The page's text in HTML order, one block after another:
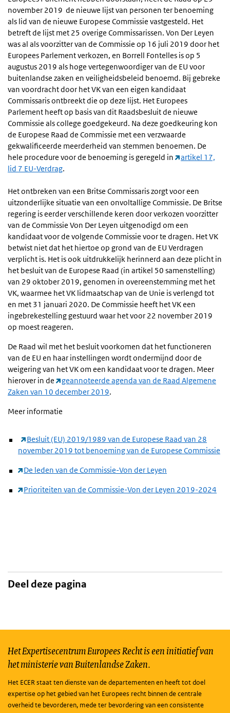
november 2019 de nieuwe lijst van personen ter benoeming
als lid van de nieuwe Europese Commissie vastgesteld. Het
betreft de lijst met 25 overige Commissarissen. Von Der Leyen
was al als voorzitter van de Commissie op 16 juli 2019 door het
Europees Parlement verkozen, en Borrell Fontelles is op 5
augustus 2019 als hoge vertegenwoordiger van de EU voor
buitenlandse zaken en veiligheidsbeleid benoemd. Bij gebreke
van voordracht door het VK van een eigen kandidaat
Commissaris ontbreekt die op deze lijst. Het Europees
Parlement heeft op basis van dit Raadsbesluit de nieuwe
Commissie als college goedgekeurd. Na deze goedkeuring kon
de Europese Raad de Commissie met een verzwaarde
gekwalificeerde meerderheid van stemmen benoemen. De
hele procedure voor de benoeming is geregeld in
artikel 17,
lid 7 EU-Verdrag.
Het ontbreken van een Britse Commissaris zorgt voor een
uitzonderlijke situatie van een onvoltallige Commissie. De Britse
regering is eerder verschillende keren door verkozen voorzitter
van de Commissie Von Der Leyen uitgenodigd om een
kandidaat voor de volgende Commissie voor te dragen. Het VK
betwist niet dat het hiertoe op grond van de EU Verdragen
verplicht is. Het is ook uitdrukkelijk herinnerd aan deze plicht in
het besluit van de Europese Raad (in artikel 50 samenstelling)
van 29 oktober 2019, genomen in overeenstemming met het
VK, waarmee het VK lidmaatschap van de Unie is verlengd tot
en met 31 januari 2020. De Commissie heeft het VK een
ingebrekestelling gestuurd waar het voor 22 november 2019
op moest reageren.
De Raad wil met het besluit voorkomen dat het functioneren
van de EU en haar instellingen wordt ondermijnd door de
weigering van het VK om een kandidaat voor te dragen. Meer
hierover in de
geannoteerde agenda van de Raad Algemene
Zaken van 10 december 2019.
Meer informatie
Besluit (EU) 2019/1989 van de Europese Raad van 28
november 2019 tot benoeming van de Europese Commissie
De leden van de Commissie-Von der Leyen
Prioriteiten van de Commissie-Von der Leyen 2019-2024
Deel deze pagina
Het Expertisecentrum Europees Recht is een initiatief van
het ministerie van Buitenlandse Zaken.
Het ECER staat ten dienste van de departementen en heeft tot doel
expertise op het gebied van het Europees recht binnen de centrale
overheid te bevorderen, mede ter bevordering van een consistente